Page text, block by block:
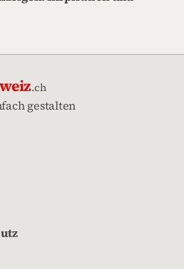
.ch
gestalten